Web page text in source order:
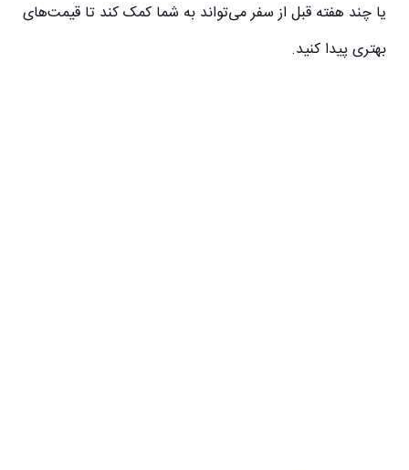
یا چند هفته قبل از سفر می‌تواند به شما کمک کند تا قیمت‌های
بهتری پیدا کنید.